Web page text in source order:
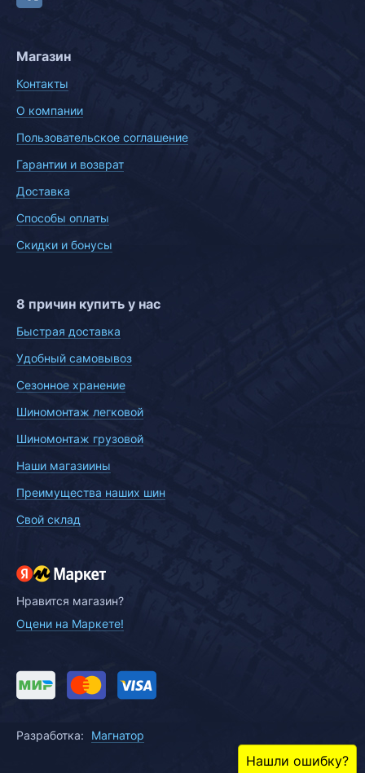
Магазин
Контакты
О компании
Пользовательское соглашение
Гарантии и возврат
Доставка
Способы оплаты
Скидки и бонусы
8 причин купить у нас
Быстрая доставка
Удобный самовывоз
Сезонное хранение
Шиномонтаж легковой
Шиномонтаж грузовой
Наши магазиины
Преимущества наших шин
Свой склад
Нравится магазин?
Оцени на Маркете!
Разработка: Магнатор
Нашли ошибку?